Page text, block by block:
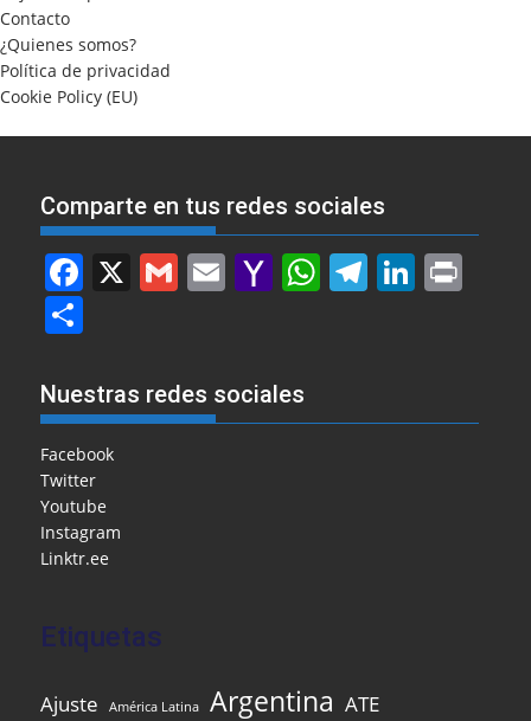
Contacto
¿Quienes somos?
Política de privacidad
Cookie Policy (EU)
Comparte en tus redes sociales
F
e
b
o
o
k
X G
l
E
l
Y
o
o
W
A
T
a
Li
dI
ar
e
Nuestras redes sociales
Facebook
Twitter
Youtube
Instagram
Linktr.ee
Etiquetas
Ajuste América Latina Argentina ATE